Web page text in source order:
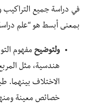
في دراسة جميع التراكيب
بمعنى أبسط هو “علم
ولتوضيح مفهوم
هندسية، مثل
الاختلاف بينهما.
خصائص معينة